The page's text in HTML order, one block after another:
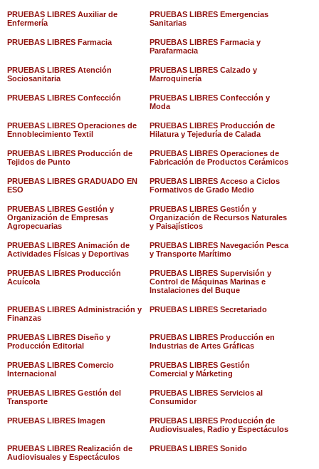
PRUEBAS LIBRES Auxiliar de
Enfermería
PRUEBAS LIBRES Emergencias
Sanitarias
PRUEBAS LIBRES Farmacia
PRUEBAS LIBRES Farmacia y
Parafarmacia
PRUEBAS LIBRES Atención
Sociosanitaria
PRUEBAS LIBRES Calzado y
Marroquinería
PRUEBAS LIBRES Confección
PRUEBAS LIBRES Confección y
Moda
PRUEBAS LIBRES Operaciones de
Ennoblecimiento Textil
PRUEBAS LIBRES Producción de
Hilatura y Tejeduría de Calada
PRUEBAS LIBRES Producción de
Tejidos de Punto
PRUEBAS LIBRES Operaciones de
Fabricación de Productos Cerámicos
PRUEBAS LIBRES GRADUADO EN
ESO
PRUEBAS LIBRES Acceso a Ciclos
Formativos de Grado Medio
PRUEBAS LIBRES Gestión y
Organización de Empresas
Agropecuarias
PRUEBAS LIBRES Gestión y
Organización de Recursos Naturales
y Paisajísticos
PRUEBAS LIBRES Animación de
Actividades Físicas y Deportivas
PRUEBAS LIBRES Navegación Pesca
y Transporte Marítimo
PRUEBAS LIBRES Producción
Acuícola
PRUEBAS LIBRES Supervisión y
Control de Máquinas Marinas e
Instalaciones del Buque
PRUEBAS LIBRES Administración y
Finanzas
PRUEBAS LIBRES Secretariado
PRUEBAS LIBRES Diseño y
Producción Editorial
PRUEBAS LIBRES Producción en
Industrias de Artes Gráficas
PRUEBAS LIBRES Comercio
Internacional
PRUEBAS LIBRES Gestión
Comercial y Márketing
PRUEBAS LIBRES Gestión del
Transporte
PRUEBAS LIBRES Servicios al
Consumidor
PRUEBAS LIBRES Imagen
PRUEBAS LIBRES Producción de
Audiovisuales, Radio y Espectáculos
PRUEBAS LIBRES Realización de
Audiovisuales y Espectáculos
PRUEBAS LIBRES Sonido